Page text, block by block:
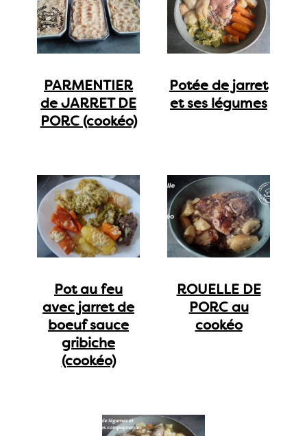
PARMENTIER
de JARRET DE
PORC (cookéo)
Potée de jarret
et ses légumes
Pot au feu
avec jarret de
boeuf sauce
gribiche
(cookéo)
ROUELLE DE
PORC au
cookéo